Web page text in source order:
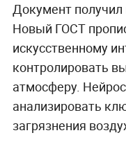
Документ
Новый ГОСТ
искусственному
контролировать
атмосферу.
анализировать
загрязнения